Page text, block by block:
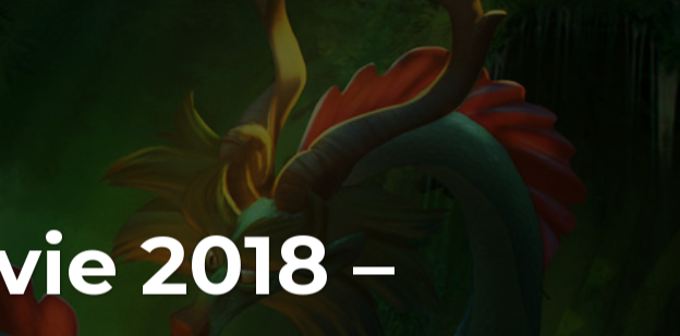
2018 –